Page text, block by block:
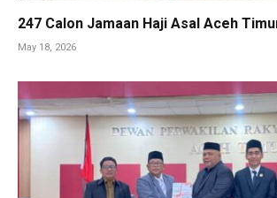
247 Calon Jamaan Haji Asal Aceh
May 18, 2026